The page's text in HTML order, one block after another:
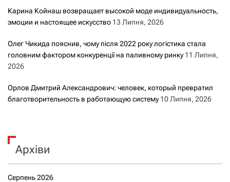
Карина Койнаш возвращает высокой моде индивидуальность,
эмоции и настоящее искусство 13 Липня, 2026
Олег Чикида пояснив, чому після 2022 року логістика стала
головним фактором конкуренції на паливному ринку 11 Липня,
2026
Орлов Дмитрий Александрович: человек, который превратил
благотворительность в работающую систему 10 Липня, 2026
Архіви
Серпень 2026